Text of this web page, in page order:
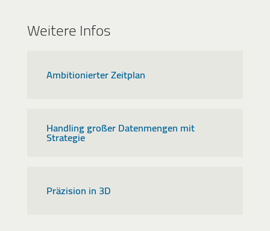
Weitere Infos
Ambitionierter Zeitplan
Handling großer Datenmengen mit
Strategie
Präzision in 3D